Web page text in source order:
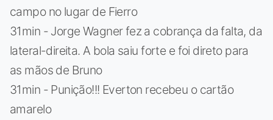
campo no lugar de Fierro
31min - Jorge Wagner fez a cobrança da falta, da
lateral-direita. A bola saiu forte e foi direto para
as mãos de Bruno
31min - Punição!!! Everton recebeu o cartão
amarelo